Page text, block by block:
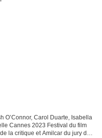
O’Connor, Carol Duarte, Isabella
Cannes 2023 Festival du film
la critique et Amilcar du jury des